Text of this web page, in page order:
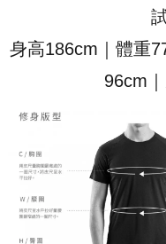
身高186cm｜體重
96cm